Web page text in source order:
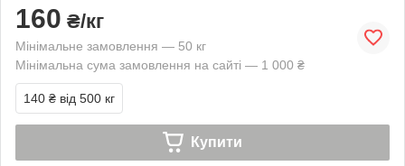
160 ₴/кг
Мінімальне замовлення — 50 кг
Мінімальна сума замовлення на сайті — 1 000 ₴
140 ₴ від 500 кг
Купити